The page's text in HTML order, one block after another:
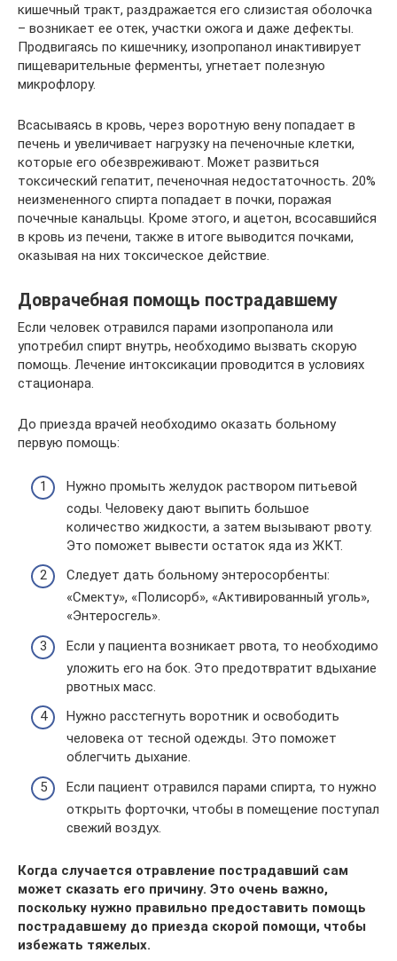
кишечный тракт, раздражается его слизистая оболочка
– возникает ее отек, участки ожога и даже дефекты.
Продвигаясь по кишечнику, изопропанол инактивирует
пищеварительные ферменты, угнетает полезную
микрофлору.
Всасываясь в кровь, через воротную вену попадает в
печень и увеличивает нагрузку на печеночные клетки,
которые его обезвреживают. Может развиться
токсический гепатит, печеночная недостаточность. 20%
неизмененного спирта попадает в почки, поражая
почечные канальцы. Кроме этого, и ацетон, всосавшийся
в кровь из печени, также в итоге выводится почками,
оказывая на них токсическое действие.
Доврачебная помощь пострадавшему
Если человек отравился парами изопропанола или
употребил спирт внутрь, необходимо вызвать скорую
помощь. Лечение интоксикации проводится в условиях
стационара.
До приезда врачей необходимо оказать больному
первую помощь:
Нужно промыть желудок раствором питьевой
соды. Человеку дают выпить большое
количество жидкости, а затем вызывают рвоту.
Это поможет вывести остаток яда из ЖКТ.
Следует дать больному энтеросорбенты:
«Смекту», «Полисорб», «Активированный уголь»,
«Энтеросгель».
Если у пациента возникает рвота, то необходимо
уложить его на бок. Это предотвратит вдыхание
рвотных масс.
Нужно расстегнуть воротник и освободить
человека от тесной одежды. Это поможет
облегчить дыхание.
Если пациент отравился парами спирта, то нужно
открыть форточки, чтобы в помещение поступал
свежий воздух.
Когда случается отравление пострадавший сам
может сказать его причину. Это очень важно,
поскольку нужно правильно предоставить помощь
пострадавшему до приезда скорой помощи, чтобы
избежать тяжелых.